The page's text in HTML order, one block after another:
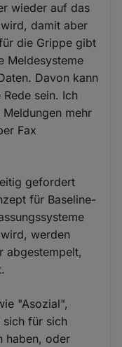
wieder auf das
damit aber
die Grippe gibt
Meldesysteme
Davon kann
sein. Ich
mehr
Fax
gefordert
für Baseline-
werden
abgestempelt,
"Asozial",
sich für sich
haben, oder